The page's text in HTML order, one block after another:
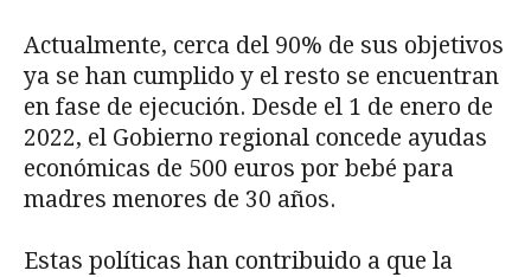
Actualmente, cerca del 90% de sus objetivos
ya se han cumplido y el resto se encuentran
en fase de ejecución. Desde el 1 de enero de
2022, el Gobierno regional concede ayudas
económicas de 500 euros por bebé para
madres menores de 30 años.
Estas políticas han contribuido a que la